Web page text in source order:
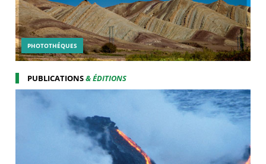
PHOTOTHÉQUES
PUBLICATIONS& ÉDITIONS